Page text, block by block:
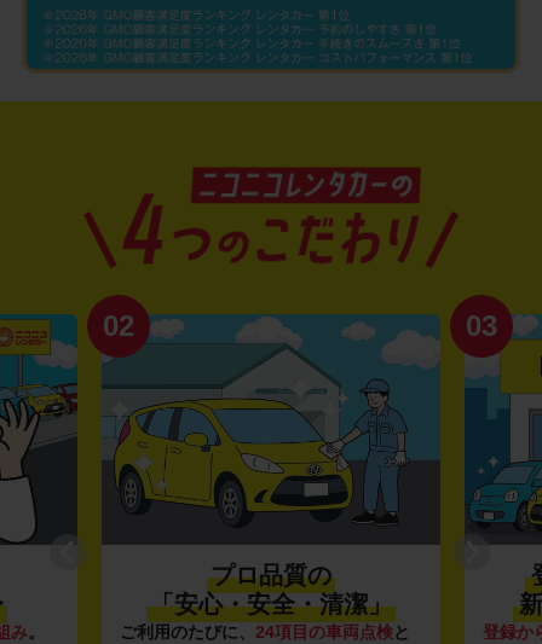
み。
02
プロ品質の
「安心・安全・清潔」
ご利用のたびに、 24項目の車両点検と
03
登録か